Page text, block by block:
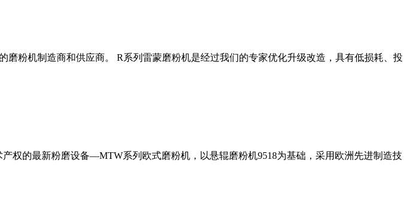
粉机制造商和供应商。 R系列雷蒙磨粉机是经过我们的专家优化升级改造，具有低损耗、投
权的最新粉磨设备—MTW系列欧式磨粉机，以悬辊磨粉机9518为基础，采用欧洲先进制造技